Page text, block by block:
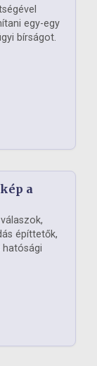
egy-egy
bírságot.
a
építtetők,
hatósági